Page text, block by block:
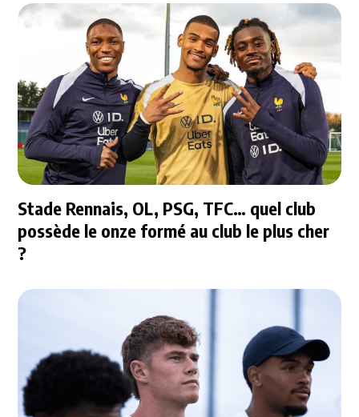
Stade Rennais, OL, PSG, TFC… quel club
possède le onze formé au club le plus cher
?